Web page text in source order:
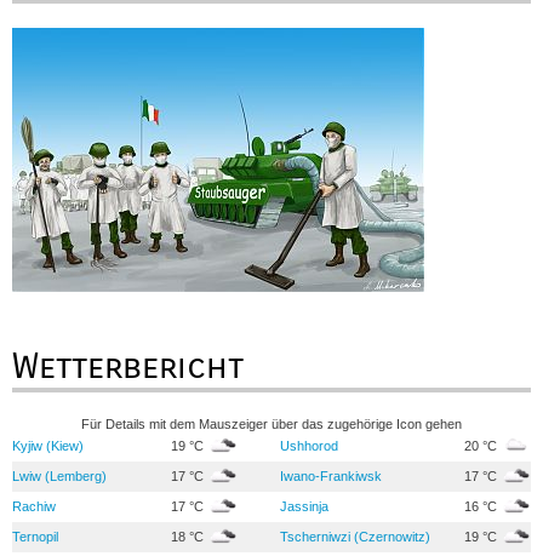
Wetterbericht
Für Details mit dem Mauszeiger über das zugehörige Icon gehen
Kyjiw (Kiew)
19 °C Ushhorod 20 °C
Lwiw (Lemberg) 17 °C Iwano-Frankiwsk 17 °C
Rachiw 17 °C Jassinja 16 °C
Ternopil 18 °C Tscherniwzi (Czernowitz) 19 °C